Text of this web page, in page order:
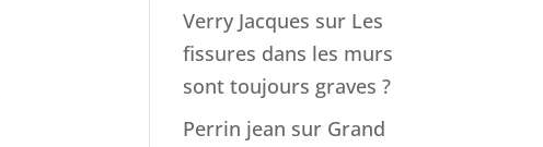
Verry Jacques sur Les
fissures dans les murs
sont toujours graves ?
Perrin jean sur Grand